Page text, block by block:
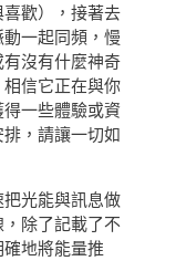
歡），接著去
一起同頻，慢
沒有什麼神奇
信它正在與你
一些體驗或資
，請讓一切如
光能與訊息做
除了記載了不
地將能量推